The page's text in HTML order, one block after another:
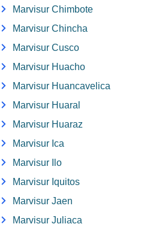
Marvisur Chimbote
Marvisur Chincha
Marvisur Cusco
Marvisur Huacho
Marvisur Huancavelica
Marvisur Huaral
Marvisur Huaraz
Marvisur Ica
Marvisur Ilo
Marvisur Iquitos
Marvisur Jaen
Marvisur Juliaca